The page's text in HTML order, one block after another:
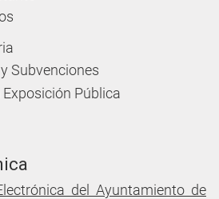
Subvenciones
Pública
del Ayuntamiento de